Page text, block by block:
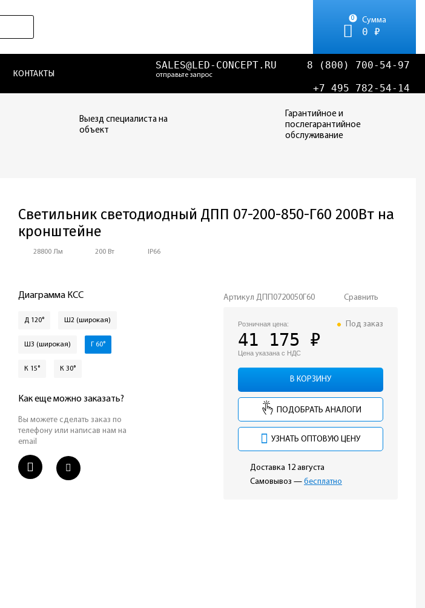
0 Сумма
0 ₽
КОНТАКТЫ
SALES@LED-CONCEPT.RU
отправьте запрос
8 (800) 700-54-97
+7 495 782-54-14
Выезд специалиста на
объект
Гарантийное и
послегарантийное
обслуживание
Светильник светодиодный ДПП 07-200-850-Г60 200Вт на
кронштейне
28800 Лм 200 Вт IP66
Диаграмма КСС
Д 120° Ш2 (широкая)
Ш3 (широкая) Г 60°
К 15° К 30°
Как еще можно заказать?
Вы можете сделать заказ по
телефону или написав нам на
email
Артикул ДПП0720050Г60 Сравнить
Розничная цена:
41 175 ₽
Цена указана с НДС
Под заказ
В КОРЗИНУ
ПОДОБРАТЬ АНАЛОГИ
УЗНАТЬ ОПТОВУЮ ЦЕНУ
Доставка 12 августа
Самовывоз — бесплатно